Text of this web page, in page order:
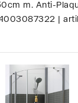
m. Anti-
|